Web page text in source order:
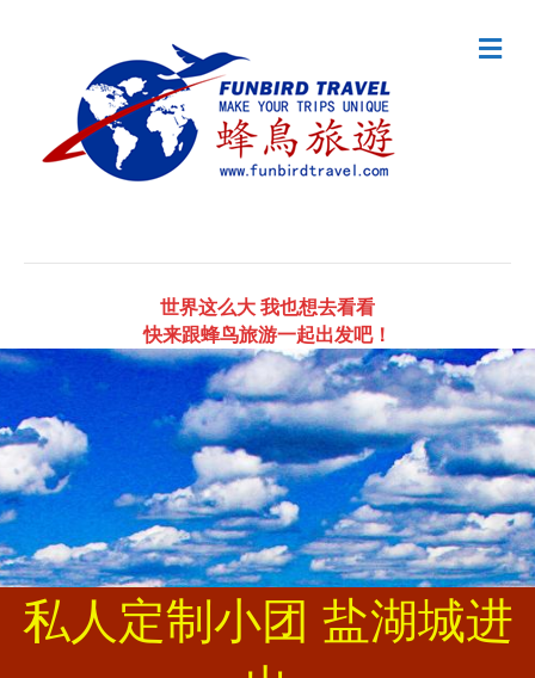
世界这么大 我也想去看看
快来跟蜂鸟旅游一起出发吧！
私人定制小团 盐湖城进